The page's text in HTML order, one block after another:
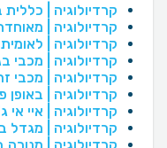
קרדיולוגיה |
קרדיולוגיה |
קרדיולוגיה |
קרדיולוגיה | מכבי
קרדיולוגיה | מכבי
קרדיולוגיה |
קרדיולוגיה | איי אי
קרדיולוגיה | מגדל
קרדיולוגיה |